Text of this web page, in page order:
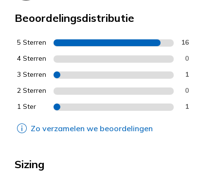
Beoordelingsdistributie
5 Sterren 16
4 Sterren 0
3 Sterren 1
2 Sterren 0
1 Ster 1
Zo verzamelen we beoordelingen
Sizing